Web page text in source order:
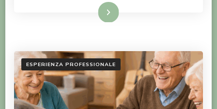
LEGGI TUTTO
ESPERIENZA PROFESSIONALE